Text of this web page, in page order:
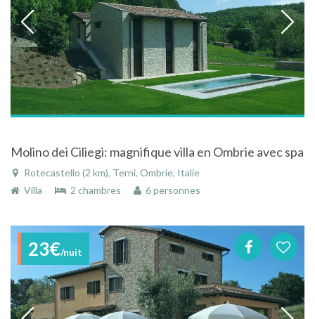
Molino dei Ciliegi: magnifique villa en Ombrie avec spa
Rotecastello (2 km), Terni, Ombrie, Italie
Villa
2 chambres 6 personnes
23€/nuit